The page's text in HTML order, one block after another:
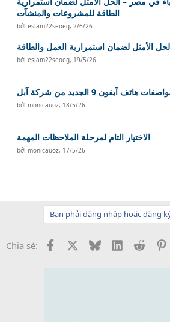
الطاقة للمشروعات والمنشآت
bởieslam22seoeg, 2/6/26
الأمثل لضمان استمرارية العمل والطاقة
bởieslam22seoeg, 19/5/26
آيفون 9 الجديد من شركة آبل
bởimonicauoz, 18/5/26
الاختيار التام لمرحلة الملاحظات المهمة
bởimonicauoz, 17/5/26
Bạn phải đăng nhập hoặc đăng
Chia sẻ: Facebook BlueskyLinkedInReddit